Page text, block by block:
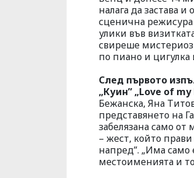
налага да застава
сценична режисура
улики във
свиреше
по пиано и
След първото
„Куин” „Love of
Бежанска, Яна
представянето на
забелязана само
– жест, който
напред”. „Има само
местоименията и